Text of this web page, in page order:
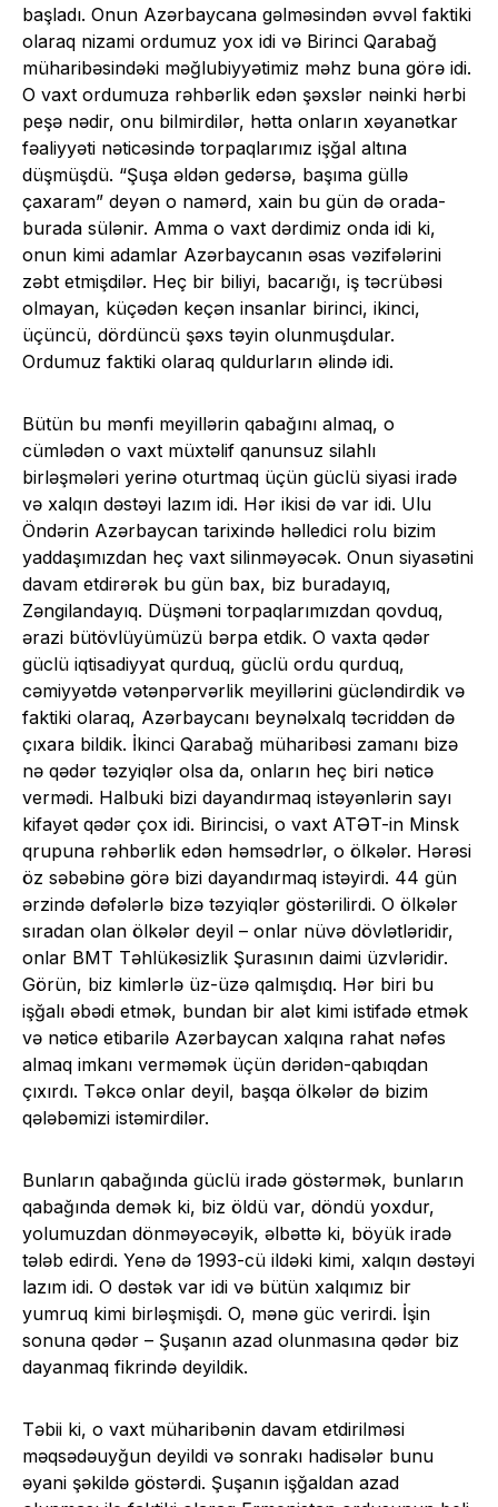
başladı. Onun Azərbaycana gəlməsindən əvvəl faktiki
olaraq nizami ordumuz yox idi və Birinci Qarabağ
müharibəsindəki məğlubiyyətimiz məhz buna görə idi.
O vaxt ordumuza rəhbərlik edən şəxslər nəinki hərbi
peşə nədir, onu bilmirdilər, hətta onların xəyanətkar
fəaliyyəti nəticəsində torpaqlarımız işğal altına
düşmüşdü. “Şuşa əldən gedərsə, başıma güllə
çaxaram” deyən o namərd, xain bu gün də orada-
burada sülənir. Amma o vaxt dərdimiz onda idi ki,
onun kimi adamlar Azərbaycanın əsas vəzifələrini
zəbt etmişdilər. Heç bir biliyi, bacarığı, iş təcrübəsi
olmayan, küçədən keçən insanlar birinci, ikinci,
üçüncü, dördüncü şəxs təyin olunmuşdular.
Ordumuz faktiki olaraq quldurların əlində idi.
Bütün bu mənfi meyillərin qabağını almaq, o
cümlədən o vaxt müxtəlif qanunsuz silahlı
birləşmələri yerinə oturtmaq üçün güclü siyasi iradə
və xalqın dəstəyi lazım idi. Hər ikisi də var idi. Ulu
Öndərin Azərbaycan tarixində həlledici rolu bizim
yaddaşımızdan heç vaxt silinməyəcək. Onun siyasətini
davam etdirərək bu gün bax, biz buradayıq,
Zəngilandayıq. Düşməni torpaqlarımızdan qovduq,
ərazi bütövlüyümüzü bərpa etdik. O vaxta qədər
güclü iqtisadiyyat qurduq, güclü ordu qurduq,
cəmiyyətdə vətənpərvərlik meyillərini gücləndirdik və
faktiki olaraq, Azərbaycanı beynəlxalq təcriddən də
çıxara bildik. İkinci Qarabağ müharibəsi zamanı bizə
nə qədər təzyiqlər olsa da, onların heç biri nəticə
vermədi. Halbuki bizi dayandırmaq istəyənlərin sayı
kifayət qədər çox idi. Birincisi, o vaxt ATƏT-in Minsk
qrupuna rəhbərlik edən həmsədrlər, o ölkələr. Hərəsi
öz səbəbinə görə bizi dayandırmaq istəyirdi. 44 gün
ərzində dəfələrlə bizə təzyiqlər göstərilirdi. O ölkələr
sıradan olan ölkələr deyil – onlar nüvə dövlətləridir,
onlar BMT Təhlükəsizlik Şurasının daimi üzvləridir.
Görün, biz kimlərlə üz-üzə qalmışdıq. Hər biri bu
işğalı əbədi etmək, bundan bir alət kimi istifadə etmək
və nəticə etibarilə Azərbaycan xalqına rahat nəfəs
almaq imkanı verməmək üçün dəridən-qabıqdan
çıxırdı. Təkcə onlar deyil, başqa ölkələr də bizim
qələbəmizi istəmirdilər.
Bunların qabağında güclü iradə göstərmək, bunların
qabağında demək ki, biz öldü var, döndü yoxdur,
yolumuzdan dönməyəcəyik, əlbəttə ki, böyük iradə
tələb edirdi. Yenə də 1993-cü ildəki kimi, xalqın dəstəyi
lazım idi. O dəstək var idi və bütün xalqımız bir
yumruq kimi birləşmişdi. O, mənə güc verirdi. İşin
sonuna qədər – Şuşanın azad olunmasına qədər biz
dayanmaq fikrində deyildik.
Təbii ki, o vaxt müharibənin davam etdirilməsi
məqsədəuyğun deyildi və sonrakı hadisələr bunu
əyani şəkildə göstərdi. Şuşanın işğaldan azad